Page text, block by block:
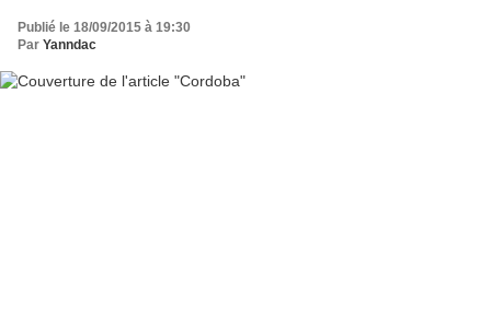
Publié le 18/09/2015 à 19:30
Par Yanndac